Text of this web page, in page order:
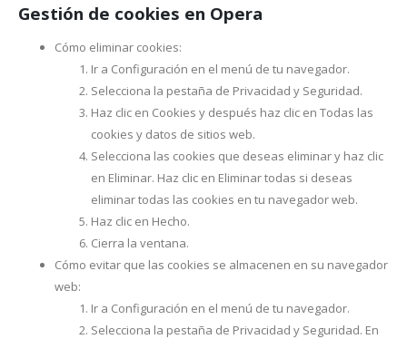
Gestión de cookies en Opera
Cómo eliminar cookies:
Ir a Configuración en el menú de tu navegador.
Selecciona la pestaña de Privacidad y Seguridad.
Haz clic en Cookies y después haz clic en Todas las
cookies y datos de sitios web.
Selecciona las cookies que deseas eliminar y haz clic
en Eliminar. Haz clic en Eliminar todas si deseas
eliminar todas las cookies en tu navegador web.
Haz clic en Hecho.
Cierra la ventana.
Cómo evitar que las cookies se almacenen en su navegador
web:
Ir a Configuración en el menú de tu navegador.
Selecciona la pestaña de Privacidad y Seguridad. En